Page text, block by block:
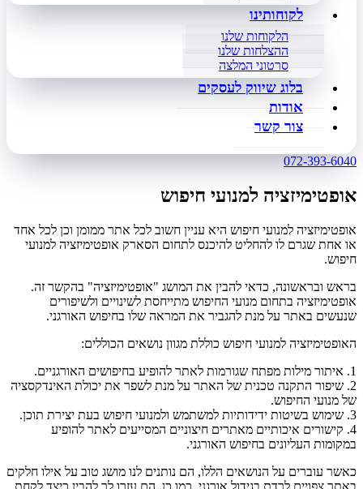
לקוחותינו
הלקוחות שלנו
ההצלחות שלנו
סרטוני המלצה
בלוג שיווק לעסקים
אודות
צור קשר
072-393-6040
אופטימיזציה למנועי חיפוש
אופטימיזציה למנועי חיפוש היא עניין חשוב לכל אתר ממומן וכן לכל אחד
או אחת שגרם לו להחליט להיכנס לתחום הסארק אופטימיזציה למנועי
חיפוש.
בראש ובראשונה, כדאי להבין את המושג "אופטימיזציה" בהקשר זה.
אופטימיזציה בתחום מנועי החיפוש מתייחסת לשינויים ולשיפורים
שנעשים באתר על מנת להגביר את המראה שלו בחיפוש האורגני.
האופטימיזציה למנועי חיפוש כוללת מגוון נושאים הכוללים:
1. איתור מילות מפתח שגורמות לאתר להופיע בחיפושים האורגניים.
2. שיפור התקנה טכנית של האתר על מנת לשפר את יכולת האינדקסציה
של מנועי החיפוש.
3. שימוש בשיטות ידידותיות למשתמש ולמנועי חיפוש בעת יצירת תוכן.
4. קישורים איכותיים מאתרים חיצוניים המסייעים לאתר להופיע
במקומות העליונים בחיפוש האורגני.
כאשר עוברים על הנושאים הללו, הם נותנים לנו מושג טוב על אילו חלקים
באתר צפויים לרדת בגידול אורגני. כמו כן, הם עזרו לך להבין כיצד לקחת